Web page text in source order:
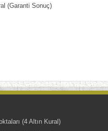
(Garanti Sonuç)
(4 Altın Kural)